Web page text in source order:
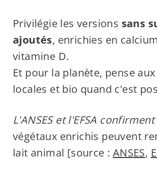
Privilégie les versions sans
ajoutés, enrichies en
vitamine D.
Et pour la planète, pense
locales et bio quand c'est
L'ANSES et l'EFSA confirment
végétaux enrichis peuvent
lait animal [source : ANSES,